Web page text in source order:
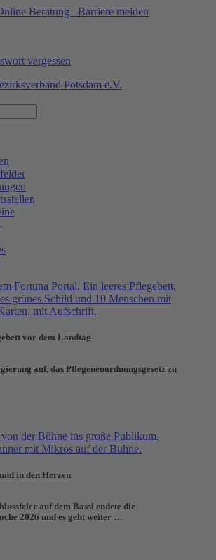
Beratung Barriere melden
vergessen
vor dem Landtag
auf, das Pflegeneuordnungsgesetz zu
in den Herzen
auf dem Bassi endete die
2026 und es geht weiter …